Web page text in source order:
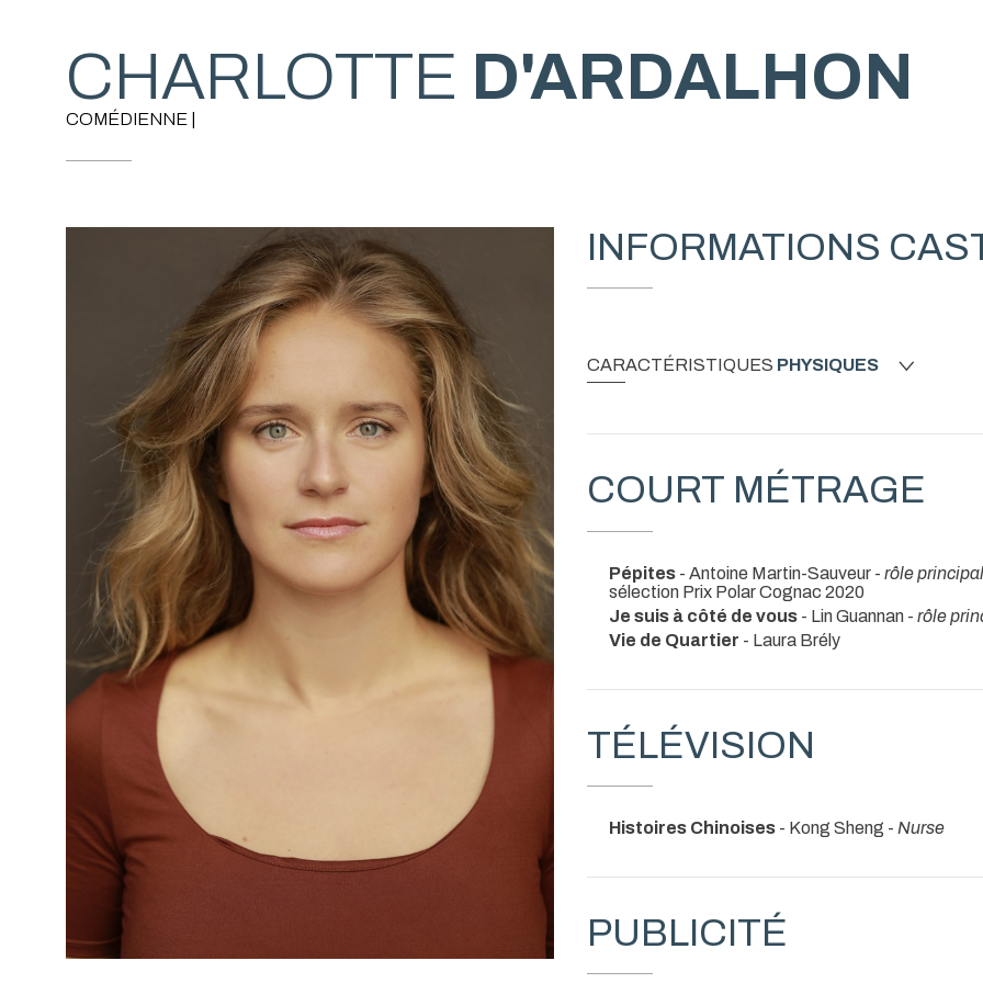
CHARLOTTE D'ARDALHON
COMÉDIENNE |
INFORMATIONS
CARACTÉRISTIQUES PHYSIQUES
COURT MÉTRAGE
Pépites - Antoine Martin-Sauveur - rôle principal
sélection Prix Polar Cognac 2020
Je suis à côté de vous - Lin Guannan - rôle
Vie de Quartier - Laura Brély
TÉLÉVISION
Histoires Chinoises - Kong Sheng - Nurse
PUBLICITÉ